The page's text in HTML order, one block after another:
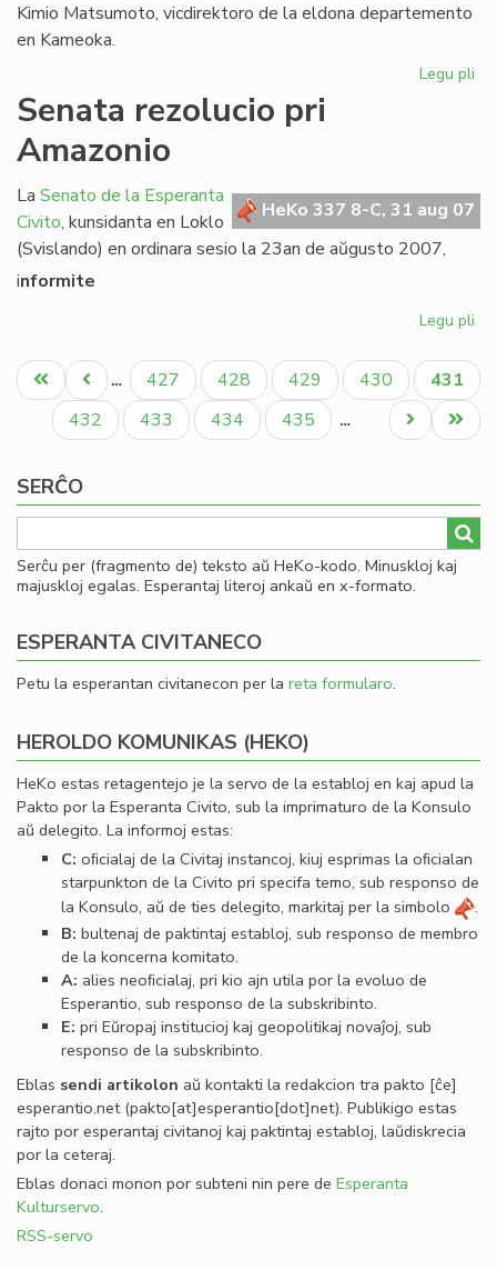
Kimio Matsumoto, vicdirektoro de la eldona departemento
en Kameoka.
Legu pli
Senata rezolucio pri
Amazonio
HeKo 337 8-C, 31 aug 07
La Senato de la Esperanta
Civito, kunsidanta en Loklo
(Svislando) en ordinara sesio la 23an de aŭgusto 2007,
informite
Legu pli
pri
Pagination
Unua
paĝo
Antaŭa
paĝo
… Paĝo
427 Paĝo
428 Paĝo
429 Paĝo
430
Aktuala
paĝo
431
Paĝo
432 Paĝo
433 Paĝo
434 Paĝo
435 …
Last
page
Next
page
SERĈO
Serĉu per (fragmento de) teksto aŭ HeKo-kodo. Minuskloj kaj
majuskloj egalas. Esperantaj literoj ankaŭ en x-formato.
ESPERANTA CIVITANECO
Petu la esperantan civitanecon per la reta formularo.
HEROLDO KOMUNIKAS (HEKO)
HeKo estas retagentejo je la servo de la establoj en kaj apud la
Pakto por la Esperanta Civito, sub la imprimaturo de la Konsulo
aŭ delegito. La informoj estas:
C: oﬁcialaj de la Civitaj instancoj, kiuj esprimas la oﬁcialan
starpunkton de la Civito pri specifa temo, sub responso de
la Konsulo, aŭ de ties delegito, markitaj per la simbolo
.
B: bultenaj de paktintaj establoj, sub responso de membro
de la koncerna komitato.
A: alies neoﬁcialaj, pri kio ajn utila por la evoluo de
Esperantio, sub responso de la subskribinto.
E: pri Eŭropaj institucioj kaj geopolitikaj novaĵoj, sub
responso de la subskribinto.
Eblas sendi artikolon aŭ kontakti la redakcion tra pakto [ĉe]
esperantio.net(pakto[at]esperantio[dot]net). Publikigo estas
rajto por esperantaj civitanoj kaj paktintaj establoj, laŭdiskrecia
por la ceteraj.
Eblas donaci monon por subteni nin pere de Esperanta
Kulturservo.
RSS-servo